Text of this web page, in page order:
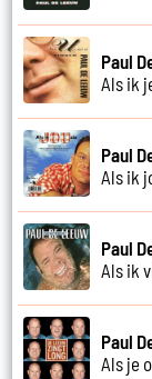
Paul
Als ik
Paul
Als ik
Paul
Als ik
Paul
Als je